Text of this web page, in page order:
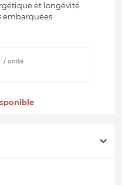
et longévité
embarquées
/ unité